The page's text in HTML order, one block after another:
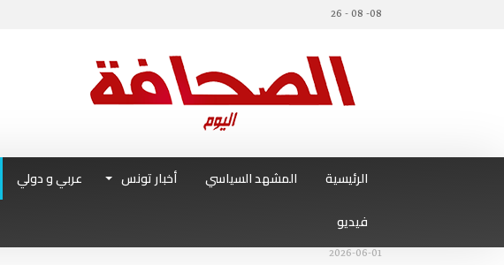
08- 08 - 26
الرئيسية المشهد السياسي أخبار تونس عربي و دولي
فيديو
2026-06-01